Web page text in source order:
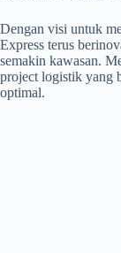
Dengan visi untuk
Express terus
semakin kawasan.
project logistik yang
optimal.